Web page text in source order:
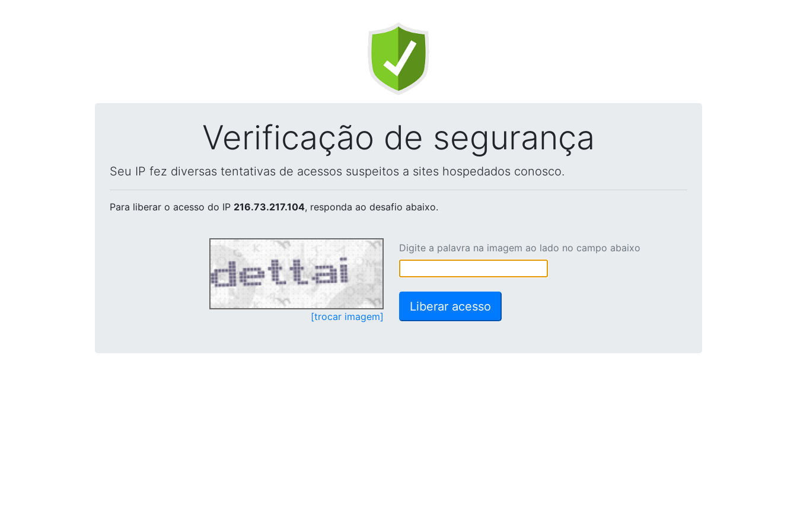
Verificação de segurança
Seu IP fez diversas tentativas de acessos suspeitos a sites hospedados conosco.
Para liberar o acesso do IP 216.73.217.104, responda ao desafio abaixo.
[trocar imagem]
Digite a palavra na imagem ao lado no campo abaixo